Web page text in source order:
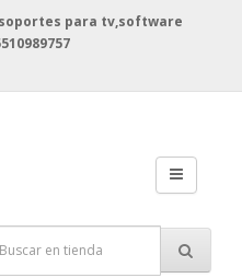
para tv,software